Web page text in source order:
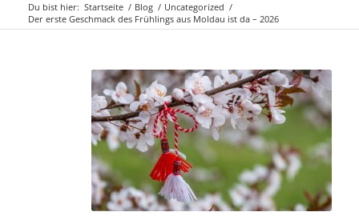
Du bist hier: Startseite / Blog / Uncategorized /
Der erste Geschmack des Frühlings aus Moldau ist da – 2026